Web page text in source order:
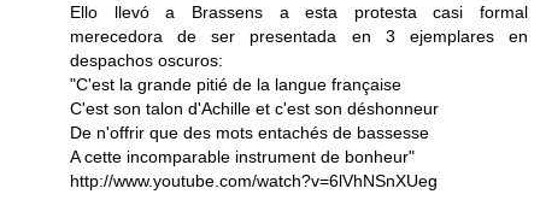
Ello llevó a Brassens a esta protesta casi formal
merecedora de ser presentada en 3 ejemplares en
despachos oscuros:
"C'est la grande pitié de la langue française
C'est son talon d'Achille et c'est son déshonneur
De n'offrir que des mots entachés de bassesse
A cette incomparable instrument de bonheur"
http://www.youtube.com/watch?v=6lVhNSnXUeg